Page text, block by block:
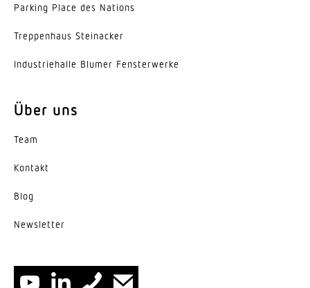
Parking Place des Nations
Trep­penhaus Steinacker
Indus­trie­halle Blumer Fensterwerke
Über uns
Team
Kontakt
Blog
News­letter